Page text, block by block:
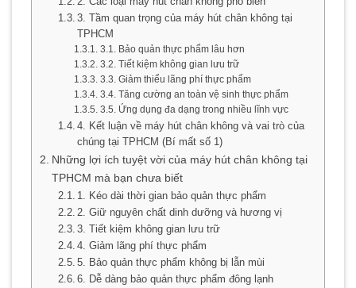
3. Tầm quan trọng của máy hút chân không tại
TPHCM
3.1. Bảo quản thực phẩm lâu hơn
3.2. Tiết kiệm không gian lưu trữ
3.3. Giảm thiểu lãng phí thực phẩm
3.4. Tăng cường an toàn vệ sinh thực phẩm
3.5. Ứng dụng đa dạng trong nhiều lĩnh vực
4. Kết luận về máy hút chân không và vai trò của
chúng tại TPHCM (Bí mất số 1)
Những lợi ích tuyệt vời của máy hút chân không tại
TPHCM mà bạn chưa biết
1. Kéo dài thời gian bảo quản thực phẩm
2. Giữ nguyên chất dinh dưỡng và hương vị
3. Tiết kiệm không gian lưu trữ
4. Giảm lãng phí thực phẩm
5. Bảo quản thực phẩm không bị lẫn mùi
6. Dễ dàng bảo quản thực phẩm đông lạnh